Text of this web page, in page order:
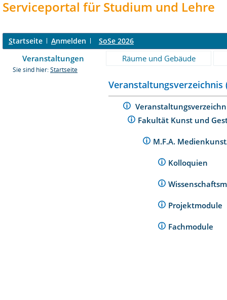
Serviceportal für Studium und Lehre
Startseite Anmelden SoSe 2026
Veranstaltungen Räume und Gebäude
Sie sind hier: Startseite
Veranstaltungsverzeichnis
Fakultät Kunst und
M.F.A.
Kolloquien
Projektmodule
Fachmodule